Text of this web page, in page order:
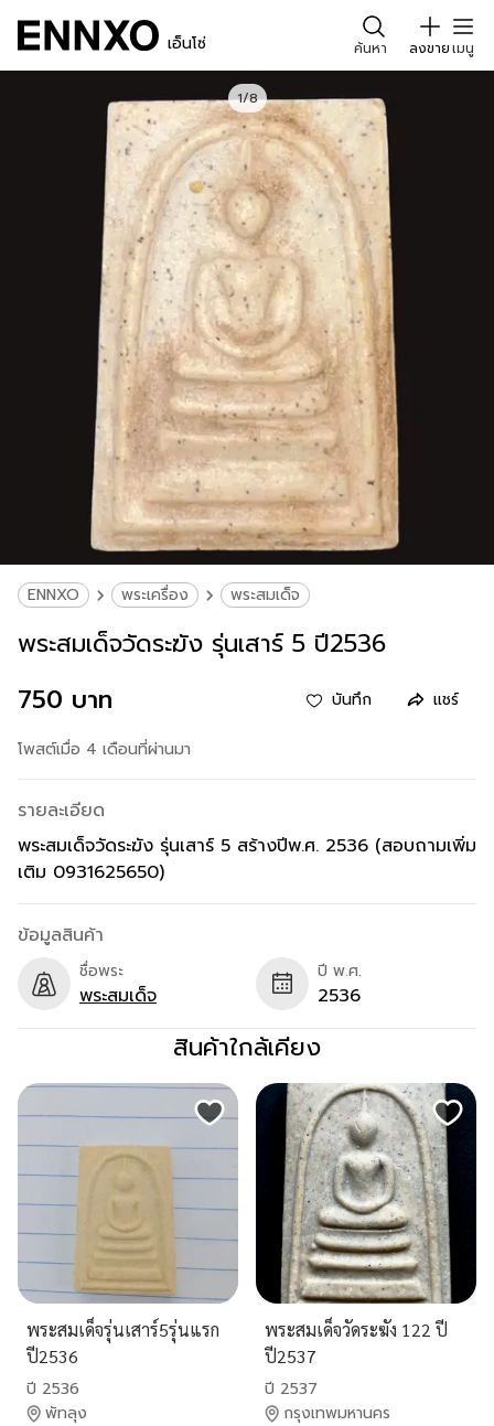
เอ็นโซ่ ค้นหา ลงขายเมนู
1/8
ENNXO พระเครื่อง พระสมเด็จ
พระสมเด็จวัดระฆัง รุ่นเสาร์ 5 ปี2536
750 บาท
บันทึก แชร์
โพสต์เมื่อ 4 เดือนที่ผ่านมา
รายละเอียด
พระสมเด็จวัดระฆัง รุ่นเสาร์ 5 สร้างปีพ.ศ. 2536 (สอบถามเพิ่ม
เติม 0931625650)
ข้อมูลสินค้า
ชื่อพระ
พระสมเด็จ
ปี พ.ศ.
2536
สินค้าใกล้เคียง
พระสมเด็จรุ่นเสาร์5รุ่นแรก
ปี2536
ปี 2536
พัทลุง
พระสมเด็จวัดระฆัง 122 ปี
ปี2537
ปี 2537
กรุงเทพมหานคร